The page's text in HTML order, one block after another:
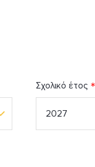
Σχολικό έτος
2027